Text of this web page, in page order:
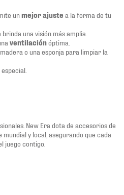
unmejor ajuste a la forma de tu
una visión más amplia.
ventilaciónóptima.
o una esponja para limpiar la
New Era dota de accesorios de
y local, asegurando que cada
juego contigo.